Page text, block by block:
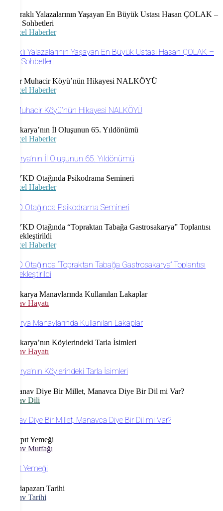
Güncel Haberler
Taraklı Yalazalarının Yaşayan En Büyük Ustası Hasan ÇOLAK –
Meci Sohbetleri
Güncel Haberler
Bir Muhacir Köyü’nün Hikayesi NALKÖYÜ
Güncel Haberler
Sakarya’nın İl Oluşunun 65. Yıldönümü
Güncel Haberler
SYKD Otağında Psikodrama Semineri
Güncel Haberler
SYKD Otağında “Topraktan Tabağa Gastrosakarya” Toplantısı
Gerçekleştirildi
Manav Hayatı
Sakarya Manavlarında Kullanılan Lakaplar
Manav Hayatı
Sakarya’nın Köylerindeki Tarla İsimleri
Manav Dili
Manav Diye Bir Millet, Manavca Diye Bir Dil mi Var?
Manav Mutfağı
Pıtpıt Yemeği
Manav Tarihi